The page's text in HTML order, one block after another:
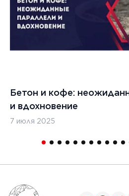
Бетон и кофе:
и вдохновение
7 июля 2025